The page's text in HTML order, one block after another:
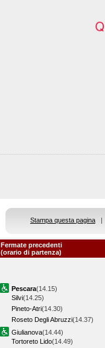
Stampa questa pagina |
Fermate precedenti
(orario di partenza)
Pescara(14.15)
Silvi(14.25)
Pineto-Atri(14.30)
Roseto Degli Abruzzi(14.37)
Giulianova(14.44)
Tortoreto Lido(14.49)